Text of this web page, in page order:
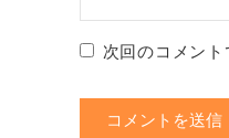
次回のコメン